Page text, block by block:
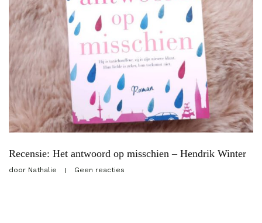
Recensie: Het antwoord op misschien – Hendrik Winter
door Nathalie Geen reacties